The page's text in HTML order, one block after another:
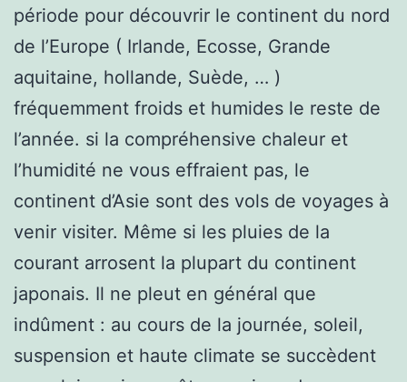
période pour découvrir le continent du nord
de l’Europe ( Irlande, Ecosse, Grande
aquitaine, hollande, Suède, … )
fréquemment froids et humides le reste de
l’année. si la compréhensive chaleur et
l’humidité ne vous effraient pas, le
continent d’Asie sont des vols de voyages à
venir visiter. Même si les pluies de la
courant arrosent la plupart du continent
japonais. Il ne pleut en général que
indûment : au cours de la journée, soleil,
suspension et haute climate se succèdent